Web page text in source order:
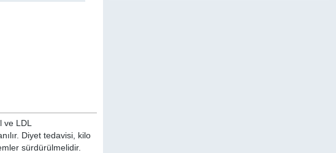
ve LDL
Diyet tedavisi, kilo
sürdürülmelidir.